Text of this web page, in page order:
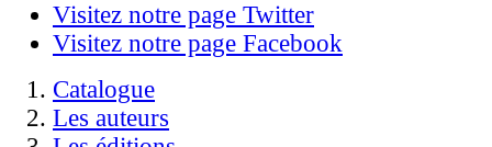
Visitez notre page Twitter
Visitez notre page Facebook
Catalogue
Les auteurs